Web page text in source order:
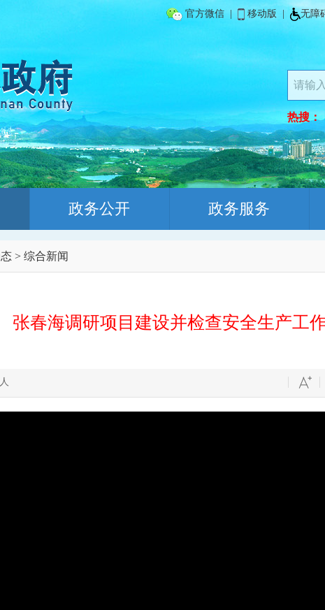
官方微信 移动版 无障
热搜：
政务公开 政务服务
> 综合新闻
张春海调研项目建设并检查安全生产工
人